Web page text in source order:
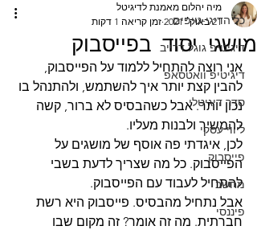
כל הדיגי-טיפים
דיגיטיפ גוגל דרייב
דיגיטיפ וואטסאפ
סדר דיגיטלי
ליווי עסקי
פייסבוק
מחשב
פיננסי
מושגי יסוד בפייסבוק
מיה יהלום מאמנת לדיגיטל
21 באוק׳ 2021
זמן קריאה 1 דקות
אני רוצה להתחיל ללמוד על הפייסבוק,
להבין קצת יותר איך להשתמש, ולהתנהל בו
נכון יותר. אבל כשהבסיס לא ברור, קשה
להמשיך ולבנות מעליו.
לכן, איגדתי פה אוסף של מושגים על
הפייסבוק. כל מה שצריך לדעת בשבי
להתחיל לעבוד עם הפייסבוק.
אבל נתחיל מהבסיס. פייסבוק היא רשת
חברתית. מה זה אומר? זה מקום שבו